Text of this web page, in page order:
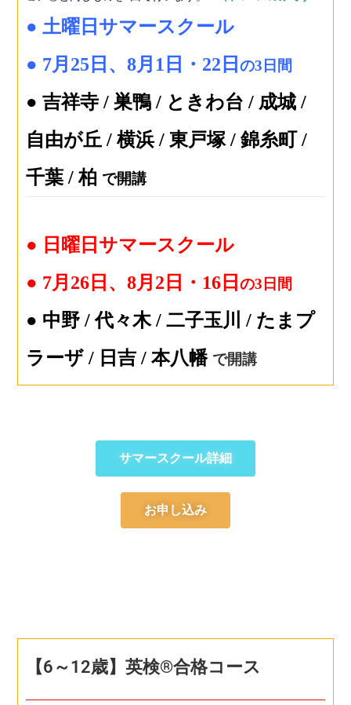
● 土曜日サマースクール
● 7月25日、8月1日・22日の3日間
● 吉祥寺 / 巣鴨 / ときわ台 / 成城 /
自由が丘 / 横浜 / 東戸塚 / 錦糸町 /
千葉 / 柏 で開講
● 日曜日サマースクール
● 7月26日、8月2日・16日の3日間
● 中野 / 代々木 / 二子玉川 / たまプ
ラーザ / 日吉 / 本八幡 で開講
サマースクール詳細
お申し込み
【6～12歳】英検®合格コース